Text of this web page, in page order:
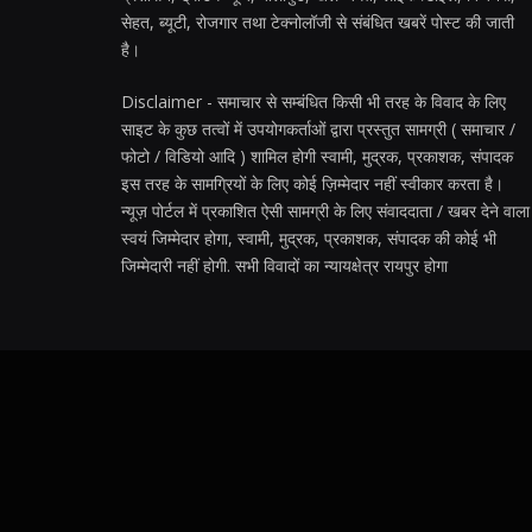
सेहत, ब्यूटी, रोजगार तथा टेक्नोलॉजी से संबंधित खबरें पोस्ट की जाती
है।
Disclaimer - समाचार से सम्बंधित किसी भी तरह के विवाद के लिए
साइट के कुछ तत्वों में उपयोगकर्ताओं द्वारा प्रस्तुत सामग्री ( समाचार /
फोटो / विडियो आदि ) शामिल होगी स्वामी, मुद्रक, प्रकाशक, संपादक
इस तरह के सामग्रियों के लिए कोई ज़िम्मेदार नहीं स्वीकार करता है।
न्यूज़ पोर्टल में प्रकाशित ऐसी सामग्री के लिए संवाददाता / खबर देने वाला
स्वयं जिम्मेदार होगा, स्वामी, मुद्रक, प्रकाशक, संपादक की कोई भी
जिम्मेदारी नहीं होगी. सभी विवादों का न्यायक्षेत्र रायपुर होगा